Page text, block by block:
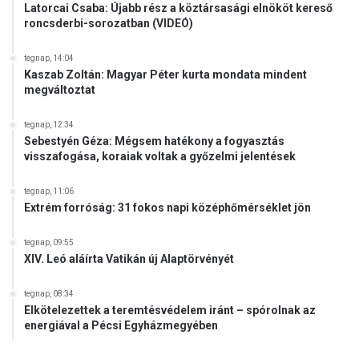
Latorcai Csaba: Újabb rész a köztársasági elnököt kereső
roncsderbi-sorozatban (VIDEÓ)
tegnap, 14:04
Kaszab Zoltán: Magyar Péter kurta mondata mindent
megváltoztat
tegnap, 12:34
Sebestyén Géza: Mégsem hatékony a fogyasztás
visszafogása, koraiak voltak a győzelmi jelentések
tegnap, 11:06
Extrém forróság: 31 fokos napi középhőmérséklet jön
tegnap, 09:55
XIV. Leó aláírta Vatikán új Alaptörvényét
tegnap, 08:34
Elkötelezettek a teremtésvédelem iránt – spórolnak az
energiával a Pécsi Egyházmegyében